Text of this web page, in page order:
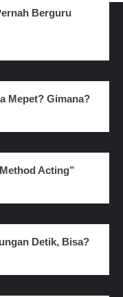
Berguru
Mepet? Gimana?
Acting”
Detik, Bisa?